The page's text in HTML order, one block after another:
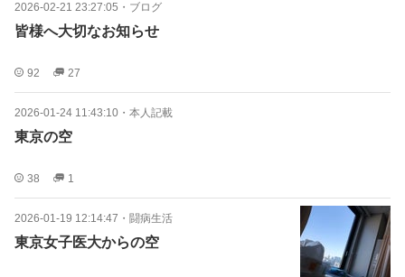
2026-02-21 23:27:05 ・ ブログ
皆様へ大切なお知らせ
92 27
2026-01-24 11:43:10 ・ 本人記載
東京の空
38 1
2026-01-19 12:14:47 ・ 闘病生活
東京女子医大からの空